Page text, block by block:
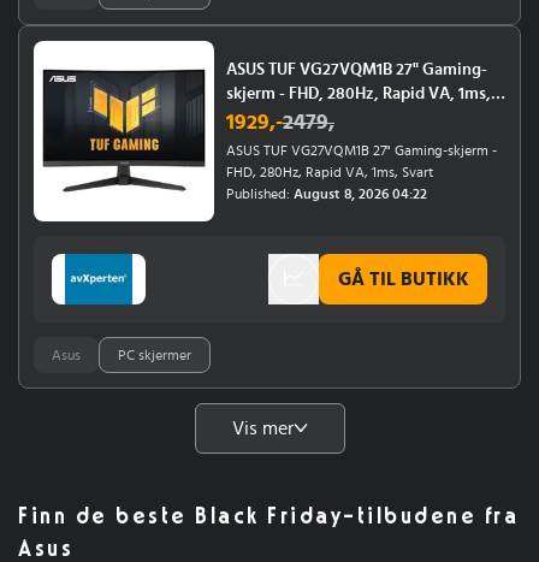
ASUS TUF VG27VQM1B 27" Gaming-
skjerm - FHD, 280Hz, Rapid VA, 1ms,
Svart
1929,-2479,
ASUS TUF VG27VQM1B 27" Gaming-skjerm -
FHD, 280Hz, Rapid VA, 1ms, Svart
Published: August 8, 2026 04:22
Asus PC skjermer
GÅ TIL BUTIKK
Vis mer
Finn de beste Black Friday-tilbudene fra
Asus